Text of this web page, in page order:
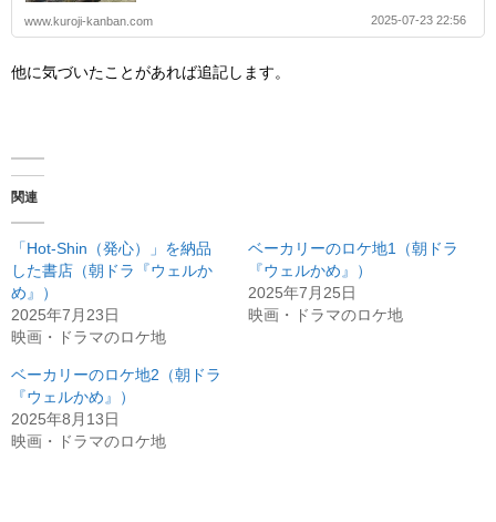
www.kuroji-kanban.com 2025-07-23 22:56
他に気づいたことがあれば追記します。
関連
「Hot-Shin（発心）」を納品
した書店（朝ドラ『ウェルか
め』）
2025年7月23日
映画・ドラマのロケ地
ベーカリーのロケ地1（朝ドラ
『ウェルかめ』）
2025年7月25日
映画・ドラマのロケ地
ベーカリーのロケ地2（朝ドラ
『ウェルかめ』）
2025年8月13日
映画・ドラマのロケ地